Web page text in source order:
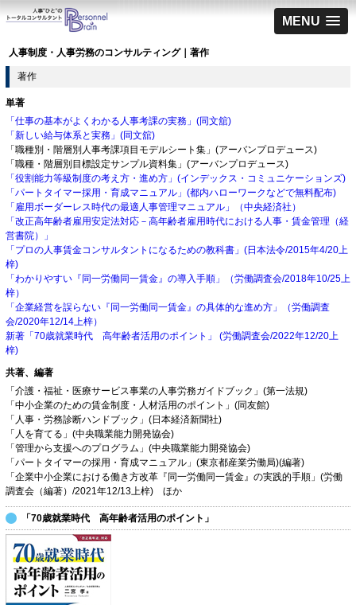
MENU
人事制度・人事労務のコンサルティング｜著作
著作
単著
「仕事の基本がよくわかる人事考課の実務」(同文舘)
「新しい給与体系と実務」(同文舘)
「職種別・階層別人事考課項目モデルシート集」(アーバンプロデュース)
「職種・階層別目標設定サンプル資料集」(アーバンプロデュース)
「役割能力等級制度の考え方・進め方」(インデックス・コミュニケーションズ)
「パートタイマー採用・育成マニュアル」(都内ハローワークなどで無料配布)
「雇用ボーダーレス時代の最適人事管理マニュアル」（中央経済社）
「改正高年齢者雇用安定法対応－高年齢者雇用時代における人事・賃金管理（経
営書院）」
「プロの人事賃金コンサルタントになるための教科書」(日本法令/2015年4/20上
梓)
「わかりやすい『同一労働同一賃金』の導入手順」（労働調査会/2018年10/25上
梓）
「企業経営を誤らない『同一労働同一賃金』の具体的な進め方」（労働調査
会/2020年12/14上梓）
新著「70歳就業時代 高年齢者活用のポイント」 (労働調査会/2022年12/20上
梓)
共著、編著
「介護・福祉・医療サービス事業の人事労務ガイドブック」(第一法規)
「中小企業のための賃金制度・人材活用のポイント」(同友館)
「人事・労務診断ハンドブック」(日本経済新聞社)
「人を育てる」(中央職業能力開発協会)
「管理から支援へのプログラム」(中央職業能力開発協会)
「パートタイマーの採用・育成マニュアル」(東京都産業労働局)(編著)
「企業中小企業における働き方改革『同一労働同一賃金』の実践的手順」(労働
調査会（編著）/2021年12/13上梓) ほか
「70歳就業時代 高年齢者活用のポイント」